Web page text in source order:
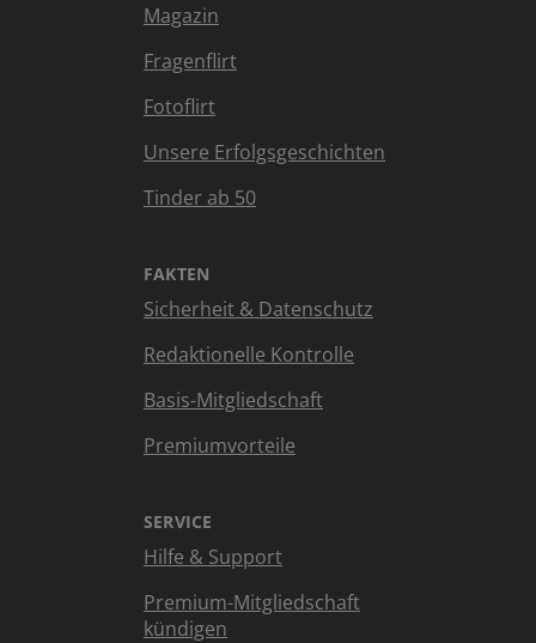
Magazin
Fragenflirt
Fotoflirt
Unsere Erfolgsgeschichten
Tinder ab 50
FAKTEN
Sicherheit & Datenschutz
Redaktionelle Kontrolle
Basis-Mitgliedschaft
Premiumvorteile
SERVICE
Hilfe & Support
Premium-Mitgliedschaft
kündigen